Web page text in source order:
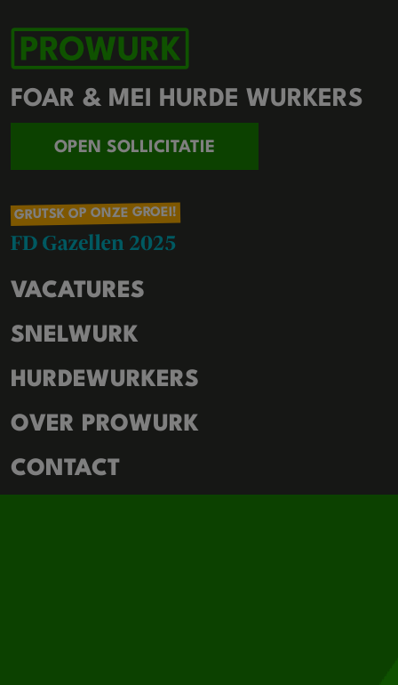
FOAR & MEI HURDE WURKERS
OPEN SOLLICITATIE
GRUTSK OP ONZE GROEI!
VACATURES
SNELWURK
HURDEWURKERS
OVER PROWURK
CONTACT